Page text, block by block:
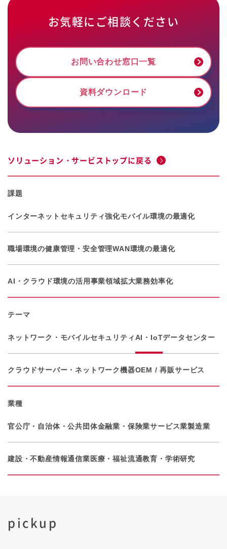
お気軽にご相談ください
お問い合わせ窓口一覧
資料ダウンロード
ソリューション・サービストップに戻る
課題
インターネットセキュリティ強化モバイル環境の最適化
職場環境の健康管理・安全管理WAN環境の最適化
AI・クラウド環境の活用事業領域拡大業務効率化
テーマ
ネットワーク・モバイルセキュリティAI・IoTデータセンター
クラウドサーバー・ネットワーク機器OEM / 再販サービス
業種
官公庁・自治体・公共団体金融業・保険業サービス業製造業
建設・不動産情報通信業医療・福祉流通教育・学術研究
pickup